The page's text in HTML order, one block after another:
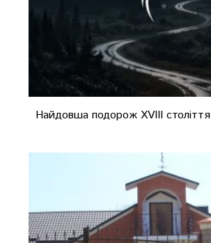
Найдовша подорож XVIII століття